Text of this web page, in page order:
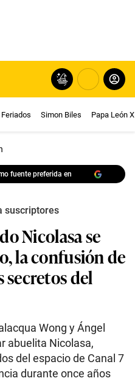
Feriados Simon Biles Papa León
fuente preferida en
suscriptores
Nicolasa se
la confusión de
secretos del
Wong y Ángel
abuelita Nicolasa,
del espacio de Canal 7
durante once años